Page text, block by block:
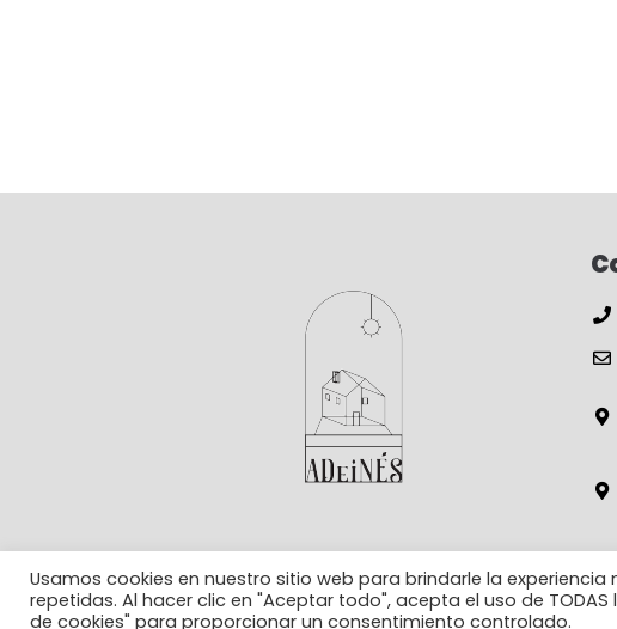
©
Usamos cookies en nuestro sitio web para brindarle la
repetidas. Al hacer clic en "Aceptar todo", acepta el uso de
de cookies" para proporcionar un consentimiento controlado.